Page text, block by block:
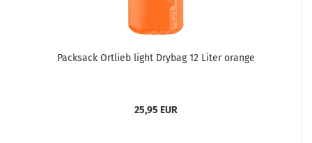
Packsack Ortlieb light Drybag 12 Liter orange
25,95 EUR